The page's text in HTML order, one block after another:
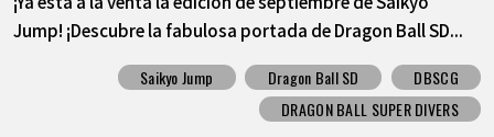
Jump! ¡Descubre la fabulosa portada de Dragon Ball SD...
Saikyo Jump Dragon Ball SD
DBSCG
DRAGON BALL SUPER DIVERS